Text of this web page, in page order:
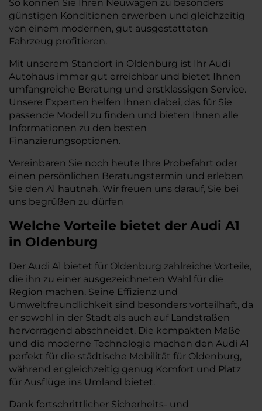
So können Sie Ihren Neuwagen zu besonders
günstigen Konditionen erwerben und gleichzeitig
von einem modernen, gut ausgestatteten
Fahrzeug profitieren.
Mit unserem Standort in Oldenburg ist Ihr Audi
Autohaus immer gut erreichbar und bietet Ihnen
umfangreiche Beratung und erstklassigen Service.
Unsere Experten helfen Ihnen dabei, das für Sie
passende Modell zu finden und bieten Ihnen alle
Informationen zu den besten
Finanzierungsoptionen.
Vereinbaren Sie noch heute Ihre Probefahrt oder
einen persönlichen Beratungstermin und erleben
Sie den A1 hautnah. Wir freuen uns darauf, Sie bei
uns begrüßen zu dürfen
Welche Vorteile bietet der Audi A1
in Oldenburg
Der Audi A1 bietet für Oldenburg zahlreiche Vorteile,
die ihn zu einer ausgezeichneten Wahl für die
Region machen. Seine Effizienz und
Umweltfreundlichkeit sind besonders vorteilhaft, da
er sowohl in der Stadt als auch auf Landstraßen
hervorragend abschneidet. Die kompakten Maße
und die moderne Technologie machen den Audi A1
perfekt für die städtische Mobilität für Oldenburg,
während er gleichzeitig genug Komfort und Platz
für Ausflüge ins Umland bietet.
Dank fortschrittlicher Sicherheits- und